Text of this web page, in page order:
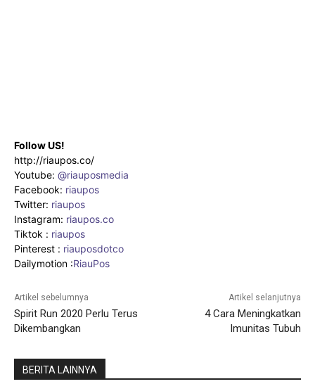
Follow US!
http://riaupos.co/
Youtube: @riauposmedia
Facebook: riaupos
Twitter: riaupos
Instagram: riaupos.co
Tiktok : riaupos
Pinterest : riauposdotco
Dailymotion :RiauPos
Artikel sebelumnya
Spirit Run 2020 Perlu Terus
Dikembangkan
Artikel selanjutnya
4 Cara Meningkatkan
Imunitas Tubuh
BERITA LAINNYA